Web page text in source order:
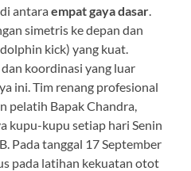
antaraempat gaya dasar
simetris ke depan dan
kick) yang kuat.
koordinasi yang luar
ini. Tim renang profesional
pelatih Bapak Chandra,
kupu-kupu setiap hari Senin
Pada tanggal 17 September
pada latihan kekuatan otot